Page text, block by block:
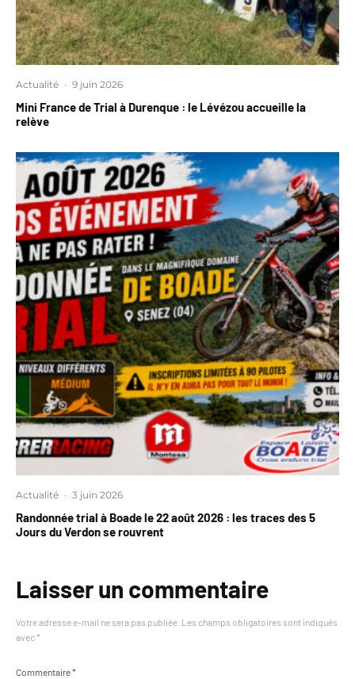
Actualité · 9 juin 2026
Mini France de Trial à Durenque : le Lévézou accueille la
relève
Actualité · 3 juin 2026
Randonnée trial à Boade le 22 août 2026 : les traces des 5
Jours du Verdon se rouvrent
Laisser un commentaire
Votre adresse e-mail ne sera pas publiée. Les champs obligatoires sont indiqués
avec *
Commentaire*